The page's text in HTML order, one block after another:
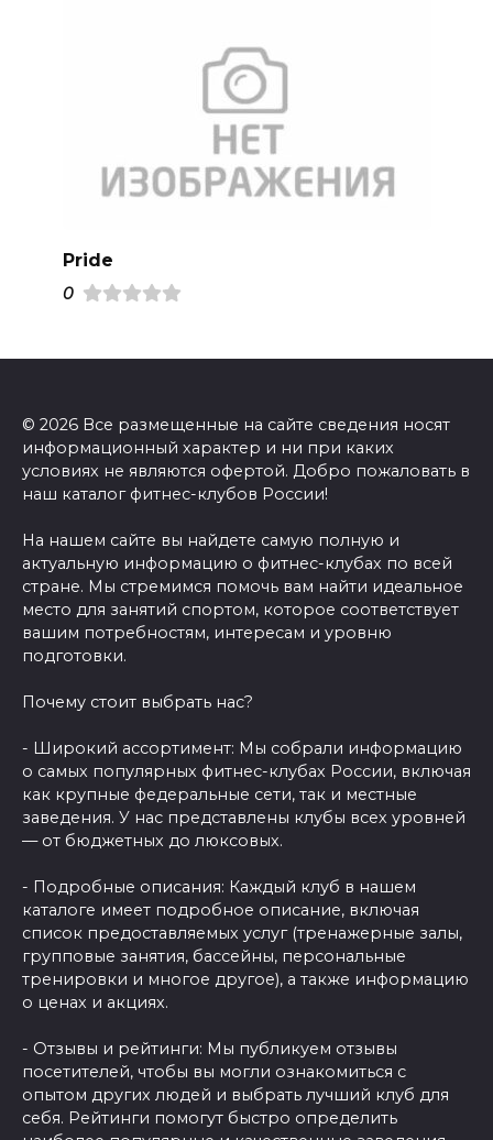
Pride
0
© 2026 Все размещенные на сайте сведения носят
информационный характер и ни при каких
условиях не являются офертой. Добро пожаловать в
наш каталог фитнес-клубов России!
На нашем сайте вы найдете самую полную и
актуальную информацию о фитнес-клубах по всей
стране. Мы стремимся помочь вам найти идеальное
место для занятий спортом, которое соответствует
вашим потребностям, интересам и уровню
подготовки.
Почему стоит выбрать нас?
- Широкий ассортимент: Мы собрали информацию
о самых популярных фитнес-клубах России, включая
как крупные федеральные сети, так и местные
заведения. У нас представлены клубы всех уровней
— от бюджетных до люксовых.
- Подробные описания: Каждый клуб в нашем
каталоге имеет подробное описание, включая
список предоставляемых услуг (тренажерные залы,
групповые занятия, бассейны, персональные
тренировки и многое другое), а также информацию
о ценах и акциях.
- Отзывы и рейтинги: Мы публикуем отзывы
посетителей, чтобы вы могли ознакомиться с
опытом других людей и выбрать лучший клуб для
себя. Рейтинги помогут быстро определить